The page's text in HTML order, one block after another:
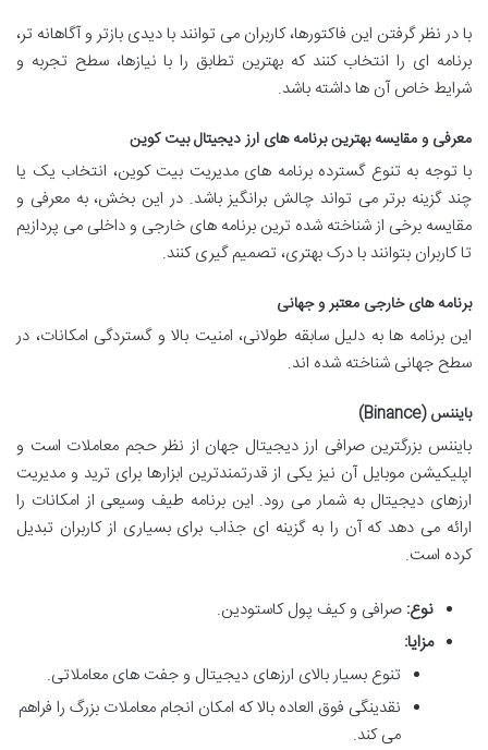
با در نظر گرفتن این فاکتورها، کاربران می توانند با دیدی بازتر و آگاهانه تر،
برنامه ای را انتخاب کنند که بهترین تطابق را با نیازها، سطح تجربه و
شرایط خاص آن ها داشته باشد.
معرفی و مقایسه بهترین برنامه های ارز دیجیتال بیت کوین
با توجه به تنوع گسترده برنامه های مدیریت بیت کوین، انتخاب یک یا
چند گزینه برتر می تواند چالش برانگیز باشد. در این بخش، به معرفی و
مقایسه برخی از شناخته شده ترین برنامه های خارجی و داخلی می پردازیم
تا کاربران بتوانند با درک بهتری، تصمیم گیری کنند.
برنامه های خارجی معتبر و جهانی
این برنامه ها به دلیل سابقه طولانی، امنیت بالا و گستردگی امکانات، در
سطح جهانی شناخته شده اند.
بایننس (Binance)
بایننس بزرگترین صرافی ارز دیجیتال جهان از نظر حجم معاملات است و
اپلیکیشن موبایل آن نیز یکی از قدرتمندترین ابزارها برای ترید و مدیریت
ارزهای دیجیتال به شمار می رود. این برنامه طیف وسیعی از امکانات را
ارائه می دهد که آن را به گزینه ای جذاب برای بسیاری از کاربران تبدیل
کرده است.
نوع: صرافی و کیف پول کاستودین.
مزایا:
تنوع بسیار بالای ارزهای دیجیتال و جفت های معاملاتی.
نقدینگی فوق العاده بالا که امکان انجام معاملات بزرگ را فراهم
می کند.